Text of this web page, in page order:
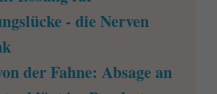
- die Nerven
der Fahne: Absage an